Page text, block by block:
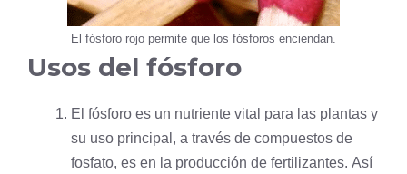
El fósforo rojo permite que los fósforos enciendan.
Usos del fósforo
El fósforo es un nutriente vital para las plantas y
su uso principal, a través de compuestos de
fosfato, es en la producción de fertilizantes. Así